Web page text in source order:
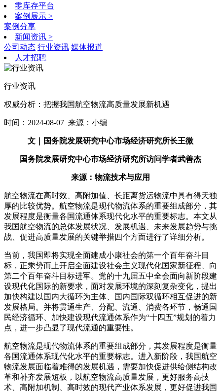
零库存平台
案例展示 >
案例分享
新闻资讯 >
公司动态 行业资讯 媒体报道
人才招聘
行业资讯
权威分析：把握我国航空物流高质量发展新机遇
时间：2024-08-07 来源：小编
文｜国务院发展研究中心市场经济研究所长王微
国务院发展研究中心市场经济研究所访问学者武善杰
来源：物流技术与应用
航空物流在高时效、高附加值、长距离货运物流中具有得天独
厚的比较优势。航空物流是现代物流体系的重要组成部分，其
发展程度是衡量各国流通体系现代化水平的重要标志。本文从
我国航空物流的总体发展状况、发展机遇、未来发展趋势与挑
战、促进高质量发展的关键举措四个方面进行了详细分析。
当前，我国即将实现全面建成小康社会的第一个百年奋斗目
标，正乘势而上开启全面建设社会主义现代化国家新征程、向
第二个百年奋斗目标进军。 党的十九届五中全会面向新阶段建
设现代化国际的新要求，面对发展环境的深刻复杂变化，提出
加快构建以国内大循环为主体、国内国际双循环相互促进的新
发展格局。 并将贯通生产、分配、流通、消费各环节，畅通国
民经济循环、加快建设现代流通体系作为“十四五”规划的着力
点，进一步凸显了现代流通的重要性。
航空物流是现代物流体系的重要组成部分，其发展程度是衡量
各国流通体系现代化水平的重要标志。 进入新阶段，我国航空
物流发展面临着难得的发展机遇，需要加快促进供给侧结构改
革和补齐发展短板，以航空物流高质量发展，更好服务高技
术、高附加机制、高时效的现代产业体系发展，更好促进我国